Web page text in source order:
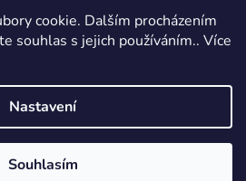
cookie. Dalším procházením
souhlas s jejich používáním.. Více
Nastavení
Souhlasím
Vytvořil Shoptet
Vypracovat.cz